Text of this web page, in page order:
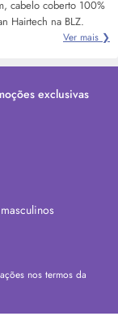
cabelo coberto 100%
Hairtech na BLZ.
Ver mais ❯
exclusivas
nos termos da